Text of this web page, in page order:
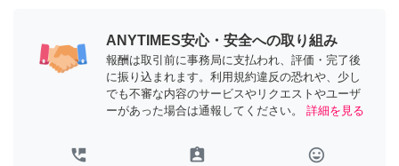
ANYTIMES安心・安全への取り組み
報酬は取引前に事務局に支払われ、評価・完了後
に振り込まれます。利用規約違反の恐れや、少し
でも不審な内容のサービスやリクエストやユーザ
ーがあった場合は通報してください。
詳細を見る
perm_phone_msg assignment_ind tag_faces